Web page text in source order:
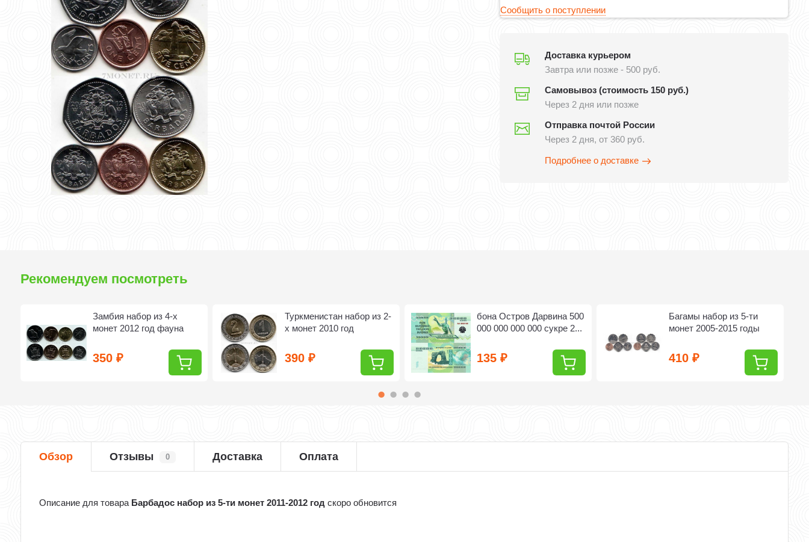
Сообщить о поступлении
Доставка курьером
Завтра или позже - 500 руб.
Самовывоз (стоимость 150 руб.)
Через 2 дня или позже
Отправка почтой России
Через 2 дня, от 360 руб.
Подробнее о доставке
Рекомендуем посмотреть
Замбия набор из 4-х
монет 2012 год фауна
350₽
Туркменистан набор из 2-
х монет 2010 год
390₽
бона Остров Дарвина 500
000 000 000 000 сукре 2...
135₽
Багамы набор из 5-ти
монет 2005-2015 годы
410₽
Обзор Отзывы 0 Доставка Оплата
Описание для товара Барбадос набор из 5-ти монет 2011-2012 год скоро обновится